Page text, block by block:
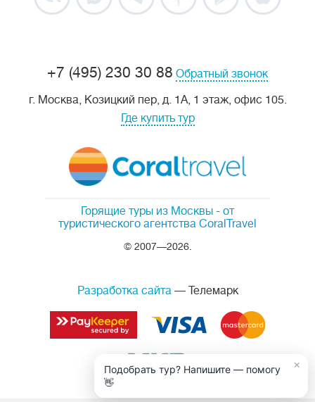
Горящие туры из Москвы - от
туристического агентства CoralTravel
© 2007—2026.
+7 (495) 230 30 88 Обратный звонок
г. Москва, Козицкий пер, д. 1А, 1 этаж, офис 105.
Где купить тур
Разработка сайта— Телемарк
Подобрать тур? Напишите — помогу
👋
×